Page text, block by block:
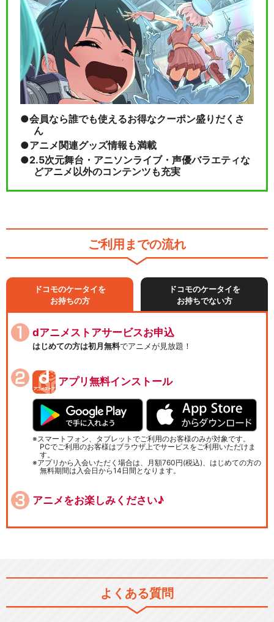
会員なら誰でも使えるお得なクーポン盛りだくさ
ん
アニメ関連グッズ情報も満載
2.5次元舞台・アニソンライブ・声優バラエティな
どアニメ以外のコンテンツも充実
ご利用までの流れ
ドコモのケータイを
お持ちの方
ドコモのケータイを
お持ちでない方
dアニメストアサービスお申込
はじめての方は初月無料でアニメが見放題！
アプリ無料インストール
スマートフォン、タブレットでご利用のお客様のみが対象です。
PCでご利用のお客様はブラウザ上でサービスをご利用いただけま
す。
アプリから入会いただく場合は、月額760円(税込)、はじめての方の
無料期間は入会日から14日間となります。
アニメをお楽しみください♪
よくある質問